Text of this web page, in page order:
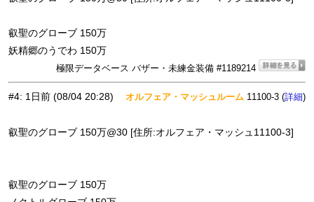
叡聖のグローブ 150万
妖精郷のうでわ 150万
極限データベース バザー・未練金装備 #1189214
#4: 1日前 (08/04 20:28) オルフェア・マッシュルーム 11100-3 (詳細)
叡聖のグローブ 150万@30 [住所:オルフェア・マッシュ11100-3]
叡聖のグローブ 150万